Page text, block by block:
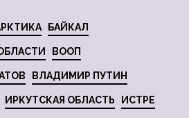
БАЙКАЛ
ВООП
ВЛАДИМИР ПУТИН
ИРКУТСКАЯ ОБЛАСТЬ ИСТРЕ